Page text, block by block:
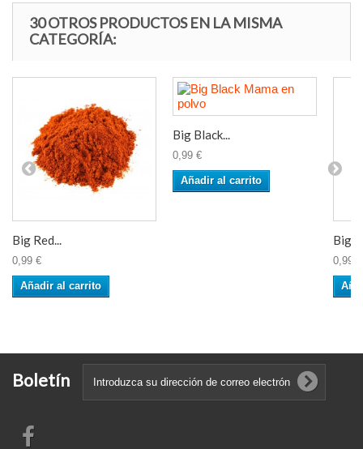
30 OTROS PRODUCTOS EN LA MISMA
CATEGORÍA:
Big Red...
0,99 €
Añadir al carrito
Big Black...
0,99 €
Añadir al carrito
Big
0,99 €
Boletín